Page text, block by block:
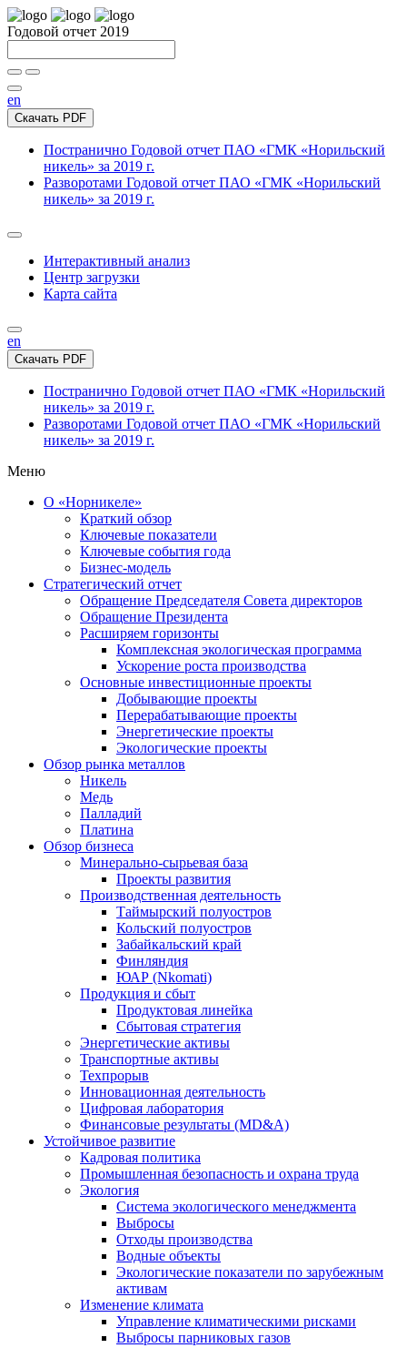
Годовой отчет 2019
en
Скачать PDF
Постранично Годовой отчет ПАО «ГМК «Норильский
никель» за 2019 г.
Разворотами Годовой отчет ПАО «ГМК «Норильский
никель» за 2019 г.
Интерактивный анализ
Центр загрузки
Карта сайта
en
Скачать PDF
Постранично Годовой отчет ПАО «ГМК «Норильский
никель» за 2019 г.
Разворотами Годовой отчет ПАО «ГМК «Норильский
никель» за 2019 г.
Меню
О «Норникеле»
Краткий обзор
Ключевые показатели
Ключевые события года
Бизнес-модель
Стратегический отчет
Обращение Председателя Совета директоров
Обращение Президента
Расширяем горизонты
Комплексная экологическая программа
Ускорение роста производства
Основные инвестиционные проекты
Добывающие проекты
Перерабатывающие проекты
Энергетические проекты
Экологические проекты
Обзор рынка металлов
Никель
Медь
Палладий
Платина
Обзор бизнеса
Минерально-сырьевая база
Проекты развития
Производственная деятельность
Таймырский полуостров
Кольский полуостров
Забайкальский край
Финляндия
ЮАР (Nkomati)
Продукция и сбыт
Продуктовая линейка
Сбытовая стратегия
Энергетические активы
Транспортные активы
Техпрорыв
Инновационная деятельность
Цифровая лаборатория
Финансовые результаты (MD&A)
Устойчивое развитие
Кадровая политика
Промышленная безопасность и охрана труда
Экология
Система экологического менеджмента
Выбросы
Отходы производства
Водные объекты
Экологические показатели по зарубежным
активам
Изменение климата
Управление климатическими рисками
Выбросы парниковых газов